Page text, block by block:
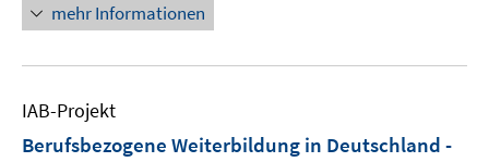
mehr Informationen
IAB-Projekt
Berufsbezogene Weiterbildung in Deutschland -